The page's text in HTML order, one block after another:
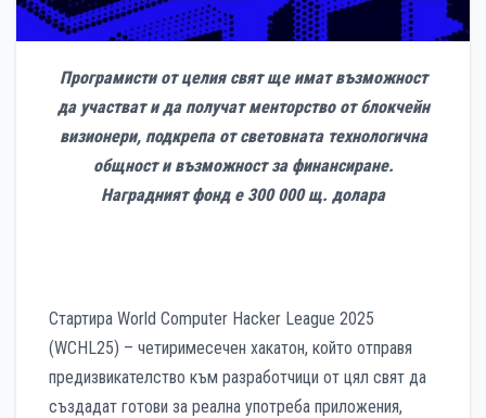
Програмисти от целия свят ще имат възможност
да участват и да получат менторство от блокчейн
визионери, подкрепа от световната технологична
общност и възможност за финансиране.
Наградният фонд е 300 000 щ. долара
Стартира World Computer Hacker League 2025
(WCHL25) – четиримесечен хакатон, който отправя
предизвикателство към разработчици от цял свят да
създадат готови за реална употреба приложения,